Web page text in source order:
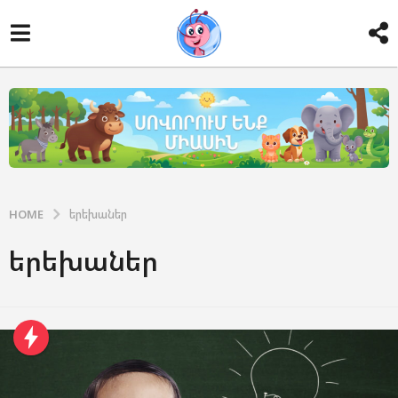
HOME երեխաներ
երեխաներ